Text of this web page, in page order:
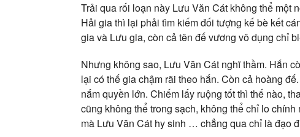
Trải qua rối loạn này Lưu Văn Cát không thể một
Hải gia thì lại phải tìm kiếm đối tượng kế bè kết
gia và Lưu gia, còn cả tên đế vương vô dụng chỉ
Nhưng không sao, Lưu Văn Cát nghĩ thầm. Hắn
lại có thế gia chậm rãi theo hắn. Còn cả hoàng
nắm quyền lớn. Chiếm lấy ruộng tốt thì thế nào,
cũng không thể trong sạch, không thể chỉ lo
mà Lưu Văn Cát hy sinh … chẳng qua chỉ là đạo